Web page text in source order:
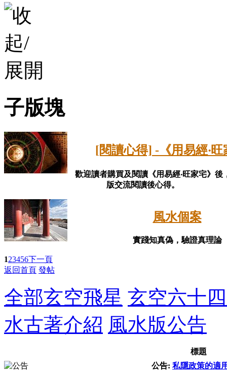
子版塊
[閱讀心得] -《用易經‧旺
歡迎讀者購買及閱讀《用易經‧旺家宅》後
版交流閱讀後心得。
風水個案
實踐知真偽，驗證真理論
123456下一頁
返回首頁 發帖
全部玄空飛星 玄空六十
水古著介紹 風水版公告
標題
公告: 私隱政策的適